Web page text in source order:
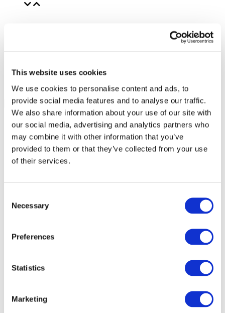
This website uses cookies
We use cookies to personalise content and ads, to
provide social media features and to analyse our traffic.
We also share information about your use of our site with
our social media, advertising and analytics partners who
may combine it with other information that you’ve
provided to them or that they’ve collected from your use
of their services.
Selection
Necessary
Preferences
Statistics
Marketing
Todos los